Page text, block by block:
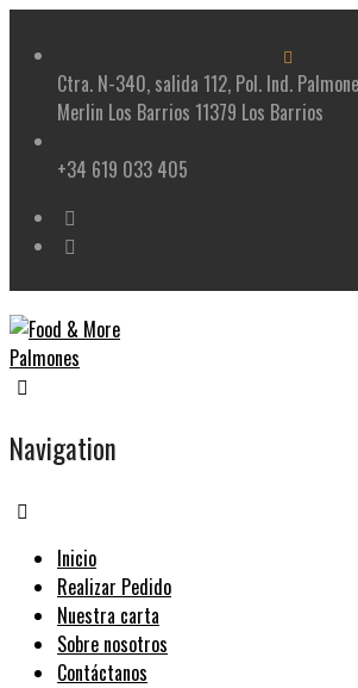
contentCtra. N-340, salida 112, Pol. Ind.
Merlin Los Barrios 11379 Los Barrios
+34 619 033 405
Navigation
Inicio
Realizar Pedido
Nuestra carta
Sobre nosotros
Contáctanos